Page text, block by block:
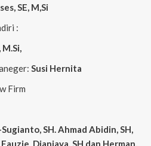
SE, M,Si
:
,
Susi Hernita
Firm
Sugianto, SH. Ahmad Abidin, SH,
Fauzie Dianjaya , SH dan Herman,